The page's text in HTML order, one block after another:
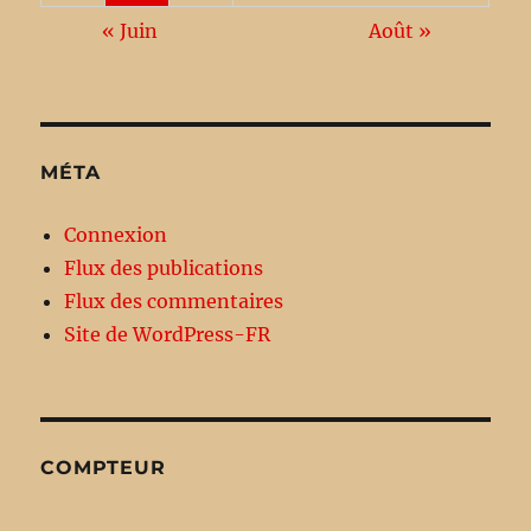
« Juin Août »
MÉTA
Connexion
Flux des publications
Flux des commentaires
Site de WordPress-FR
COMPTEUR